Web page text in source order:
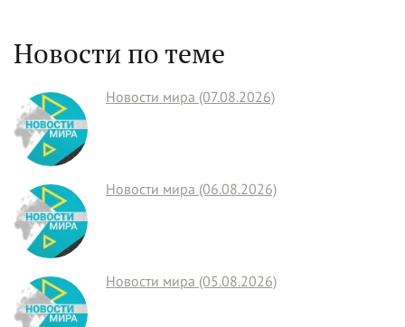
Новости по теме
Новости мира (07.08.2026)
Новости мира (06.08.2026)
Новости мира (05.08.2026)